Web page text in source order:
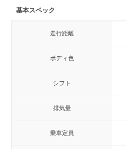
基本スペック
走行距離
ボディ色
シフト
排気量
乗車定員